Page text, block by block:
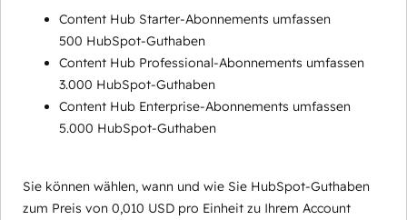
Content Hub Starter-Abonnements umfassen
500 HubSpot-Guthaben
Content Hub Professional-Abonnements umfassen
3.000 HubSpot-Guthaben
Content Hub Enterprise-Abonnements umfassen
5.000 HubSpot-Guthaben
Sie können wählen, wann und wie Sie HubSpot-Guthaben
zum Preis von 0,010 USD pro Einheit zu Ihrem Account